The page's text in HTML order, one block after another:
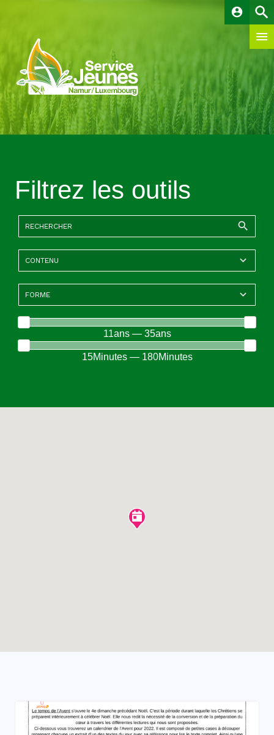
account_circle
Filtrez les outils
11ans — 35ans
15Minutes — 180Minutes